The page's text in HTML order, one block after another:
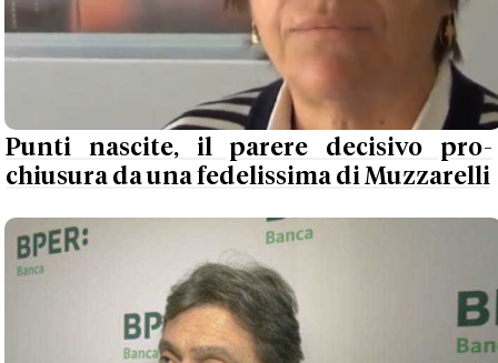
Punti nascite, il parere decisivo pro-
chiusura da una fedelissima di Muzzarelli